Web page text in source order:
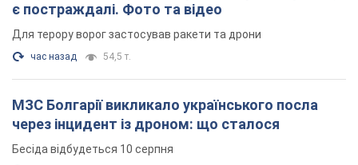
є постраждалі. Фото та відео
Для терору ворог застосував ракети та дрони
час назад 54,5 т.
МЗС Болгарії викликало українського посла
через інцидент із дроном: що сталося
Бесіда відбудеться 10 серпня